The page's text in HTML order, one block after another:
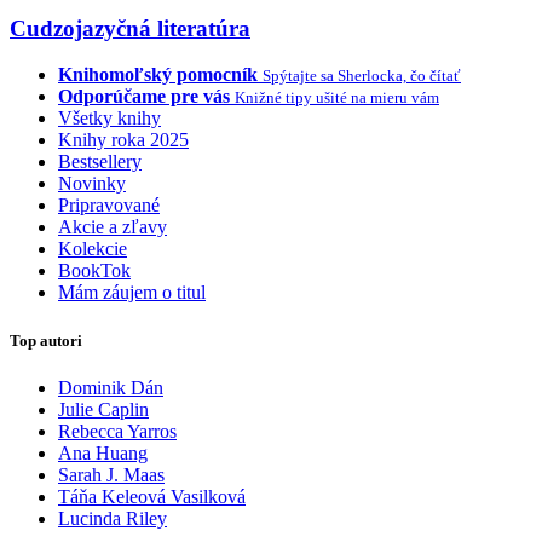
Cudzojazyčná literatúra
Knihomoľský pomocník Spýtajte sa Sherlocka, čo čítať
Odporúčame pre vás Knižné tipy ušité na mieru vám
Všetky knihy
Knihy roka 2025
Bestsellery
Novinky
Pripravované
Akcie a zľavy
Kolekcie
BookTok
Mám záujem o titul
Top autori
Dominik Dán
Julie Caplin
Rebecca Yarros
Ana Huang
Sarah J. Maas
Táňa Keleová Vasilková
Lucinda Riley